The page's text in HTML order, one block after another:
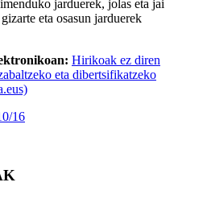
jarduerek, jolas eta jai
eta osasun jarduerek
Hirikoak ez diren
eta dibertsifikatzeko
16